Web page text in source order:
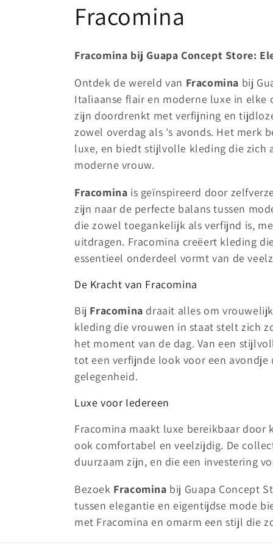
C
o
l
l
e
c
t
i
e
:
Fracomina
Fracomina bij Guapa Concept Store:
Ontdek de wereld van Fracomina bij
Italiaanse flair en moderne luxe in elke
zijn doordrenkt met verfijning en
zowel overdag als 's avonds. Het merk
luxe, en biedt stijlvolle kleding die zich
moderne vrouw.
Fracomina is geïnspireerd door
zijn naar de perfecte balans tussen
die zowel toegankelijk als verfijnd is,
uitdragen. Fracomina creëert kleding
essentieel onderdeel vormt van de
De Kracht van Fracomina
Bij Fracomina draait alles om
kleding die vrouwen in staat stelt zich
het moment van de dag. Van een
tot een verfijnde look voor een
gelegenheid.
Luxe voor Iedereen
Fracomina maakt luxe bereikbaar
ook comfortabel en veelzijdig. De
duurzaam zijn, en die een investering
Bezoek Fracomina bij Guapa Concept
tussen elegantie en eigentijdse mode
met Fracomina en omarm een stijl die